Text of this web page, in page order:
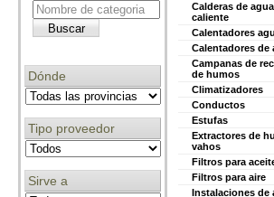
Dónde
Tipo proveedor
Sirve a
Calderas de agua
caliente
Calentadores
Calentadores de
Campanas de
de humos
Climatizadores
Conductos
Estufas
Extractores de
vahos
Filtros para
Filtros para aire
Instalaciones de